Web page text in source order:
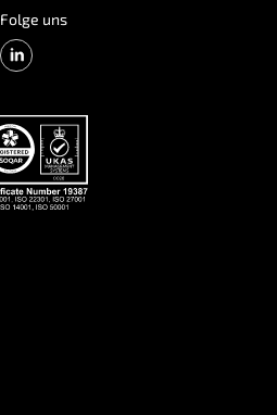
Folge uns